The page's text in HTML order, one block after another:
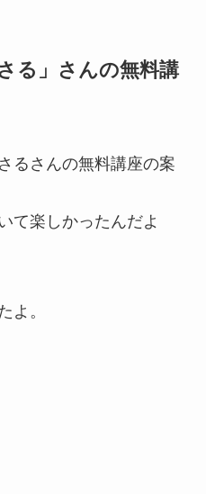
る」さんの無料講
るさんの無料講座の案
て楽しかったんだよ
よ。